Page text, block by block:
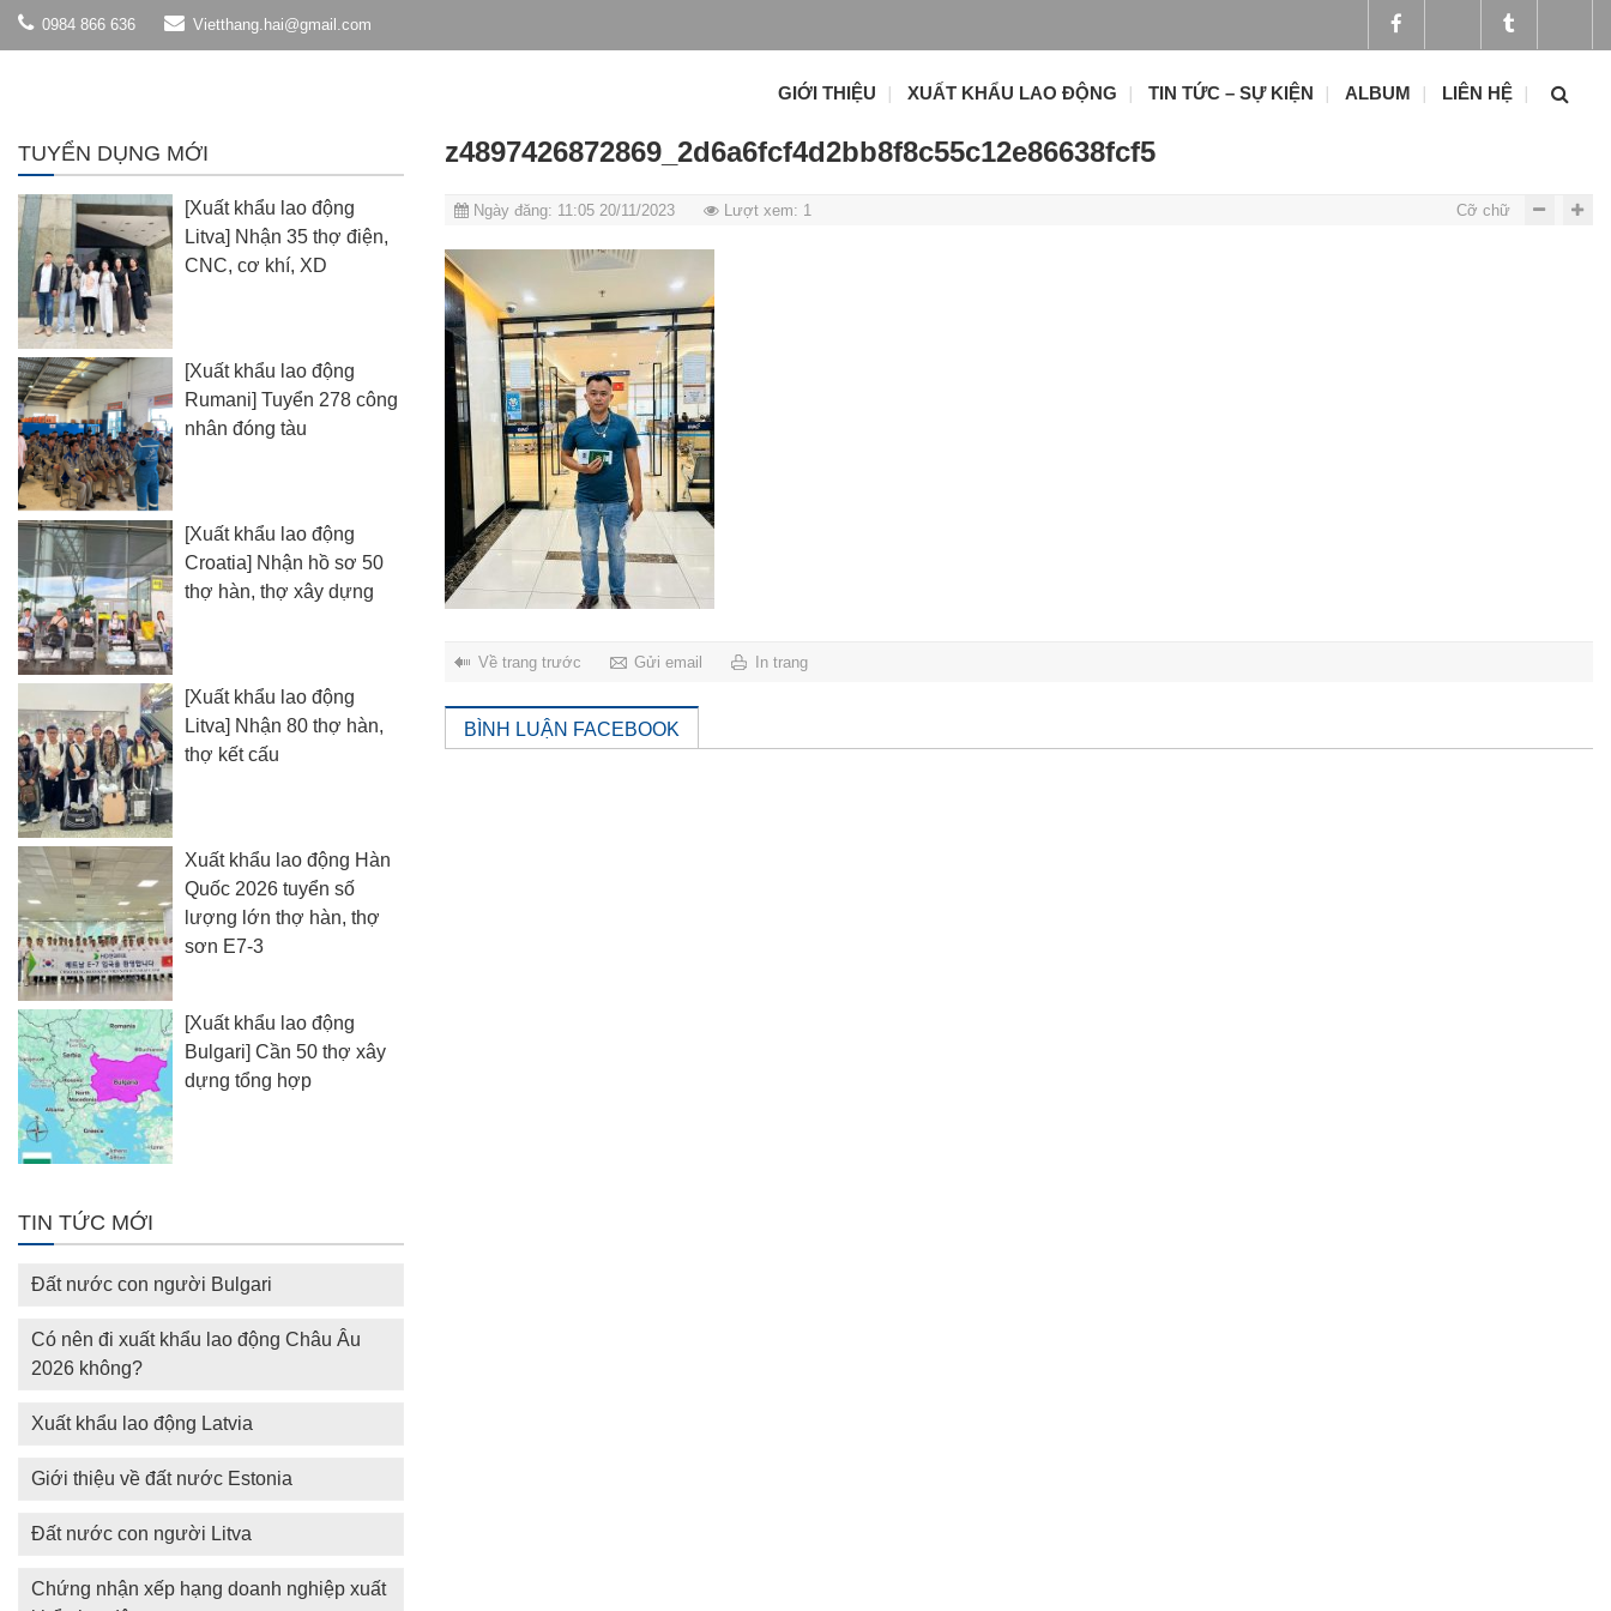
0984 866 636 Vietthang.hai@gmail.com
GIỚI THIỆU XUẤT KHẨU LAO ĐỘNG TIN TỨC – SỰ KIỆN ALBUM LIÊN HỆ
z4897426872869_2d6a6fcf4d2bb8f8c55c12e86638fcf5
Ngày đăng: 11:05 20/11/2023 Lượt xem: 1 Cỡ chữ
Về trang trước Gửi email In trang
BÌNH LUẬN FACEBOOK
TUYỂN DỤNG MỚI
[Xuất khẩu lao động
Litva] Nhận 35 thợ điện,
CNC, cơ khí, XD
[Xuất khẩu lao động
Rumani] Tuyển 278 công
nhân đóng tàu
[Xuất khẩu lao động
Croatia] Nhận hồ sơ 50
thợ hàn, thợ xây dựng
[Xuất khẩu lao động
Litva] Nhận 80 thợ hàn,
thợ kết cấu
Xuất khẩu lao động Hàn
Quốc 2026 tuyển số
lượng lớn thợ hàn, thợ
sơn E7-3
[Xuất khẩu lao động
Bulgari] Cần 50 thợ xây
dựng tổng hợp
TIN TỨC MỚI
Đất nước con người Bulgari
Có nên đi xuất khẩu lao động Châu Âu
2026 không?
Xuất khẩu lao động Latvia
Giới thiệu về đất nước Estonia
Đất nước con người Litva
Chứng nhận xếp hạng doanh nghiệp xuất